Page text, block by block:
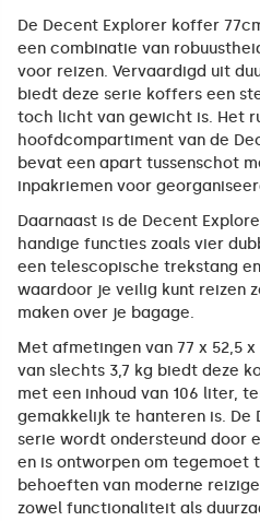
De Decent Explorer koffer
een combinatie van
voor reizen. Vervaardigd uit
biedt deze serie koffers een
toch licht van gewicht is. Het
hoofdcompartiment van de
bevat een apart tussenschot
inpakriemen voor
Daarnaast is de Decent
handige functies zoals vier
een telescopische trekstang
waardoor je veilig kunt reizen
maken over je bagage.
Met afmetingen van 77 x 52,5
van slechts 3,7 kg biedt deze
met een inhoud van 106 liter,
gemakkelijk te hanteren is. De
serie wordt ondersteund door
en is ontworpen om tegemoet
behoeften van moderne
zowel functionaliteit als